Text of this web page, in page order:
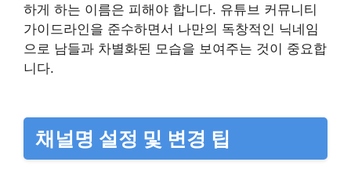
하게 하는 이름은 피해야 합니다. 유튜브 커뮤니티
가이드라인을 준수하면서 나만의 독창적인 닉네임
으로 남들과 차별화된 모습을 보여주는 것이 중요합
니다.
채널명 설정 및 변경 팁